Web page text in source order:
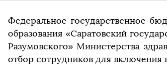
Федеральное государственное
образования «Саратовский
Разумовского» Министерства
отбор сотрудников для